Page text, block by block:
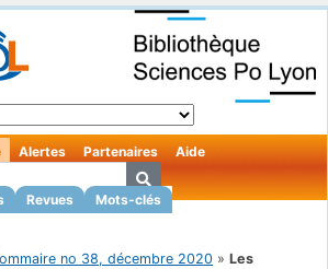
Revues Mots-clés
Alertes Partenaires Aide
no 38, décembre 2020 » Les